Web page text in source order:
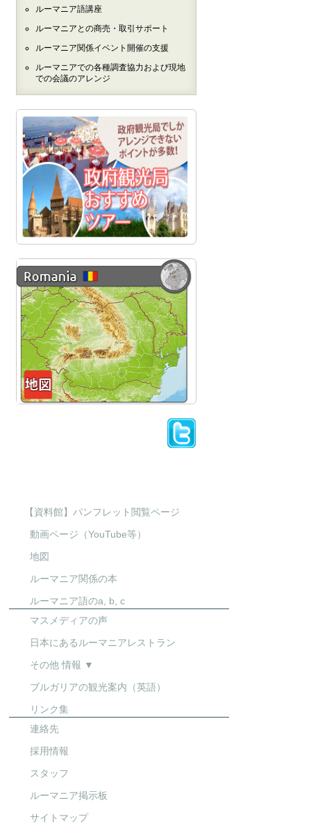
ルーマニア語講座
ルーマニアとの商売・取引サポート
ルーマニア関係イベント開催の支援
ルーマニアでの各種調査協力および現地
での会議のアレンジ
【資料館】パンフレット閲覧ページ
動画ページ（YouTube等）
地図
ルーマニア関係の本
ルーマニア語のa, b, c
マスメディアの声
日本にあるルーマニアレストラン
その他 情報 ▼
ブルガリアの観光案内（英語）
リンク集
連絡先
採用情報
スタッフ
ルーマニア掲示板
サイトマップ